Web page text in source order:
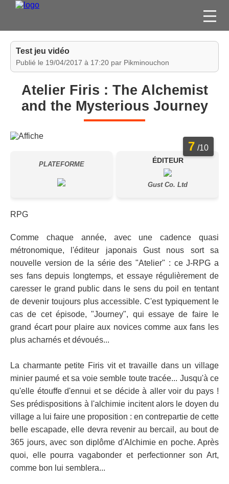
FILMS
JEUX VIDÉO
CONCOURS
ESPACE
MEMBRE
Test jeu vidéo
Publié le 19/04/2017 à 17:20 par Pikminouchon
Atelier Firis : The Alchemist
and the Mysterious Journey
7 /10
PLATEFORME ÉDITEUR
Gust Co. Ltd
RPG
Comme chaque année, avec une cadence quasi
métronomique, l'éditeur japonais Gust nous sort sa
nouvelle version de la série des "Atelier" : ce J-RPG a
ses fans depuis longtemps, et essaye régulièrement de
caresser le grand public dans le sens du poil en tentant
de devenir toujours plus accessible. C'est typiquement le
cas de cet épisode, "Journey", qui essaye de faire le
grand écart pour plaire aux novices comme aux fans les
plus acharnés et dévoués...
La charmante petite Firis vit et travaille dans un village
minier paumé et sa voie semble toute tracée... Jusqu'à ce
qu'elle étouffe d'ennui et se décide à aller voir du pays !
Ses prédispositions à l'alchimie incitent alors le doyen du
village a lui faire une proposition : en contrepartie de cette
belle escapade, elle devra revenir au bercail, au bout de
365 jours, avec son diplôme d'Alchimie en poche. Après
quoi, elle pourra vagabonder et perfectionner son Art,
comme bon lui semblera...